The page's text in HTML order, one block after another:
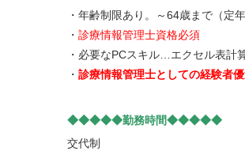
・年齢制限あり。～64歳まで（定
・ 診療情報管理士資格必須
・必要なPCスキル…エクセル表計
・ 診療情報管理士としての経験者
◆◆◆◆◆勤務時間◆◆◆◆◆
交代制